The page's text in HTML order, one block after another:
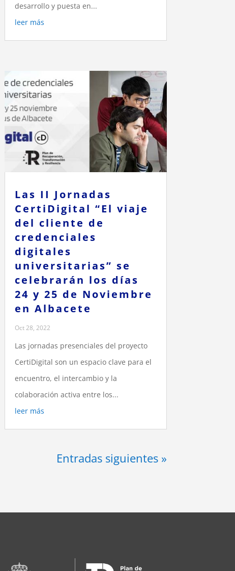
desarrollo y puesta en...
leer más
Las II Jornadas
CertiDigital “El viaje
del cliente de
credenciales
digitales
universitarias” se
celebrarán los días
24 y 25 de Noviembre
en Albacete
Oct 28, 2022
Las jornadas presenciales del proyecto
CertiDigital son un espacio clave para el
encuentro, el intercambio y la
colaboración activa entre los...
leer más
Entradas siguientes »